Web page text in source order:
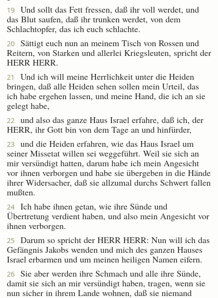
19
Und sollt das Fett fressen, daß ihr voll werdet, und
das Blut saufen, daß ihr trunken werdet, von dem
Schlachtopfer, das ich euch schlachte.
20
Sättigt euch nun an meinem Tisch von Rossen und
Reitern, von Starken und allerlei Kriegsleuten, spricht der
HERR HERR.
21
Und ich will meine Herrlichkeit unter die Heiden
bringen, daß alle Heiden sehen sollen mein Urteil, das
ich habe ergehen lassen, und meine Hand, die ich an sie
gelegt habe,
22
und also das ganze Haus Israel erfahre, daß ich, der
HERR, ihr Gott bin von dem Tage an und hinfürder,
23
und die Heiden erfahren, wie das Haus Israel um
seiner Missetat willen sei weggeführt. Weil sie sich an
mir versündigt hatten, darum habe ich mein Angesicht
vor ihnen verborgen und habe sie übergeben in die Hände
ihrer Widersacher, daß sie allzumal durchs Schwert fallen
mußten.
24
Ich habe ihnen getan, wie ihre Sünde und
Übertretung verdient haben, und also mein Angesicht vor
ihnen verborgen.
25
Darum so spricht der HERR HERR: Nun will ich das
Gefängnis Jakobs wenden und mich des ganzen Hauses
Israel erbarmen und um meinen heiligen Namen eifern.
26
Sie aber werden ihre Schmach und alle ihre Sünde,
damit sie sich an mir versündigt haben, tragen, wenn sie
nun sicher in ihrem Lande wohnen, daß sie niemand